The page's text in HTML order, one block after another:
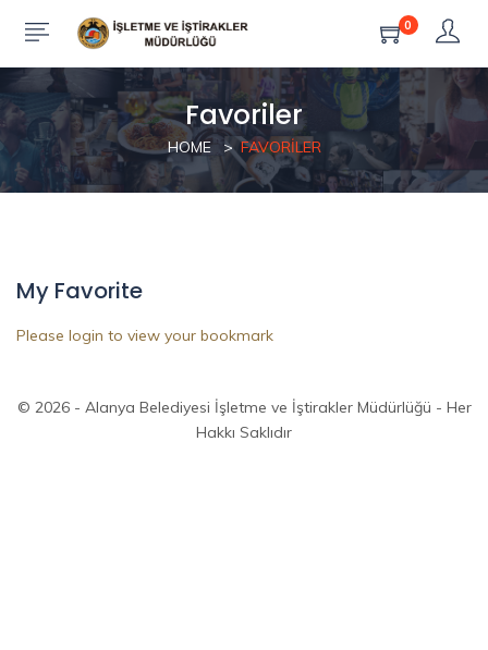
0
Favoriler
HOME FAVORILER
My Favorite
Please login to view your bookmark
© 2026 - Alanya Belediyesi İşletme ve İştirakler Müdürlüğü - Her
Hakkı Saklıdır